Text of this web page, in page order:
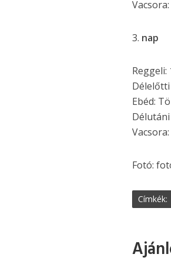
3. nap
Ebéd:
Délutáni
Fotó:
Címkék: